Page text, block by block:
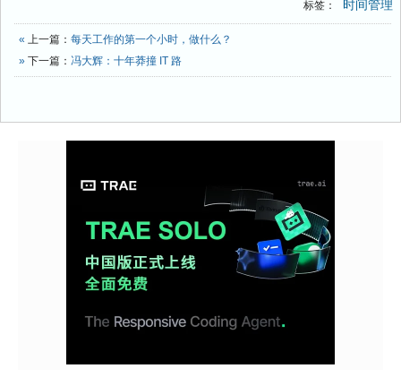
标签： 时间管理
« 上一篇： 每天工作的第一个小时，做什么？
» 下一篇： 冯大辉：十年莽撞 IT 路